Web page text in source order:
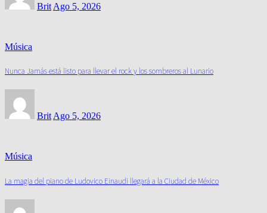
Brit Ago 5, 2026
Música
Nunca Jamás está listo para llevar el rock y los sombreros al Lunario
BritAgo 5, 2026
Música
La magia del piano de Ludovico Einaudi llegará a la Ciudad de México